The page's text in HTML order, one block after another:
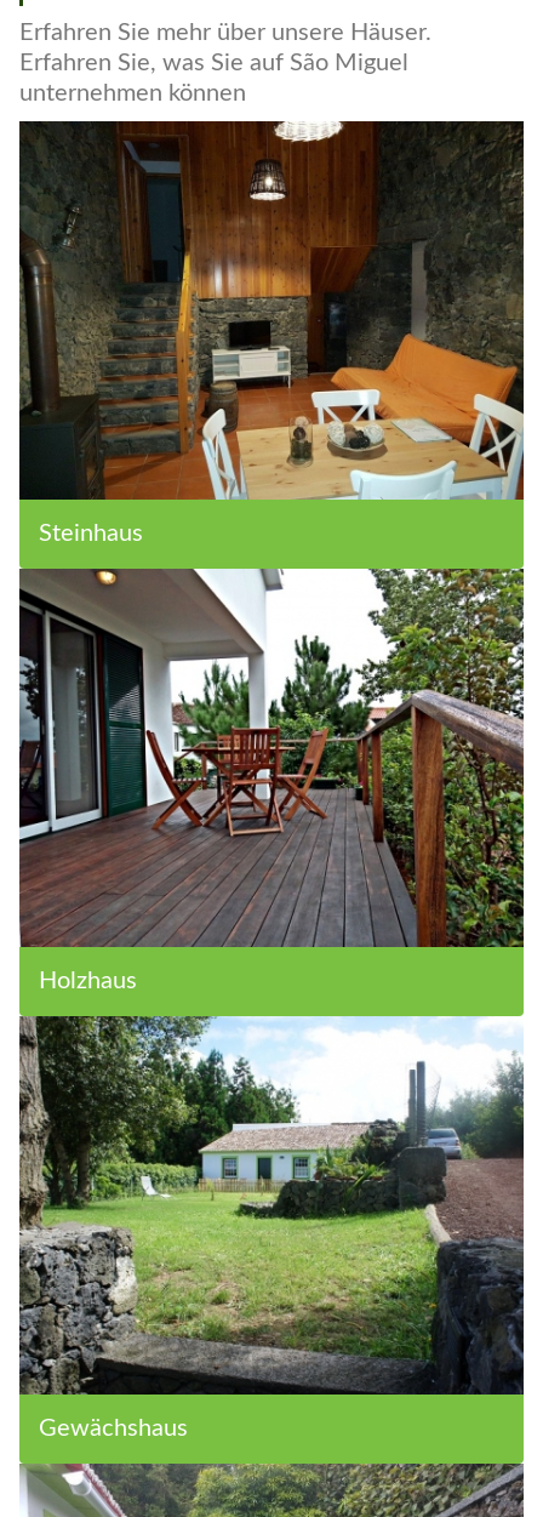
Galerie
Erfahren Sie mehr über unsere Häuser.
Erfahren Sie, was Sie auf São Miguel
unternehmen können
Steinhaus
Holzhaus
Gewächshaus